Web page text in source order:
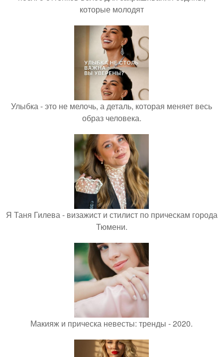
которые молодят
Улыбка - это не мелочь, а деталь, которая меняет весь
образ человека.
Я Таня Гилева - визажист и стилист по прическам города
Тюмени.
Макияж и прическа невесты: тренды - 2020.